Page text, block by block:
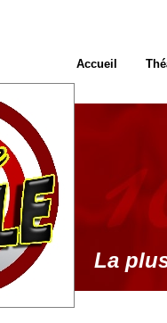
La
Accueil